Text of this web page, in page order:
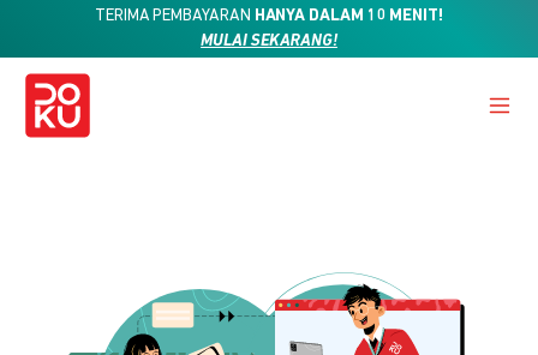
TERIMA PEMBAYARAN HANYA DALAM 10 MENIT!
MULAI SEKARANG!